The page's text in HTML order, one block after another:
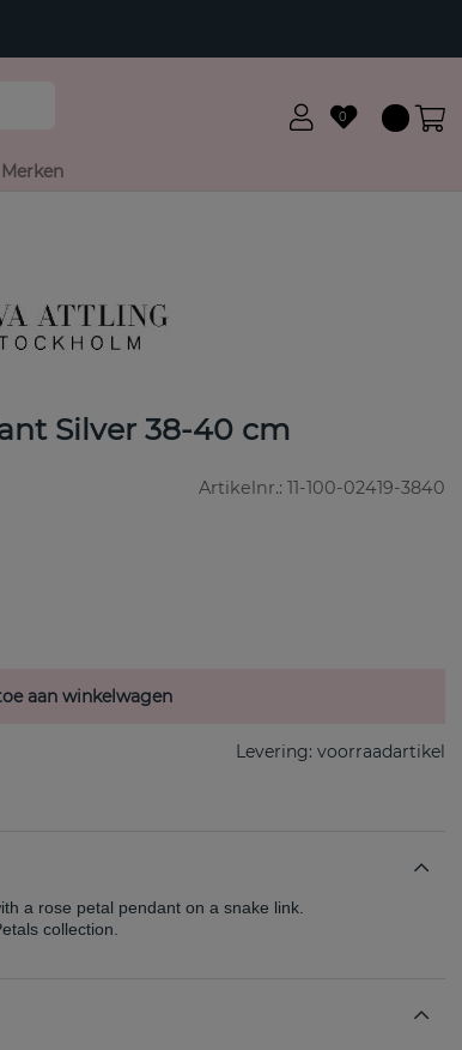
0
Merken
Silver 38-40 cm
Artikelnr.: 11-100-02419-3840
aan winkelwagen
Levering: voorraadartikel
a rose petal pendant on a snake link.
collection.